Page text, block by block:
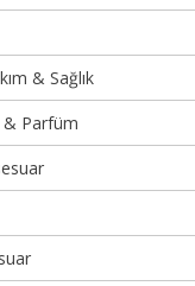
& Sağlık
Parfüm